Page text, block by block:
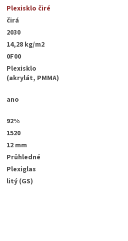
Plexisklo čiré
čirá
2030
14,28 kg/m2
0F00
Plexisklo
(akrylát, PMMA)
ano
92%
1520
12 mm
Průhledné
Plexiglas
litý (GS)